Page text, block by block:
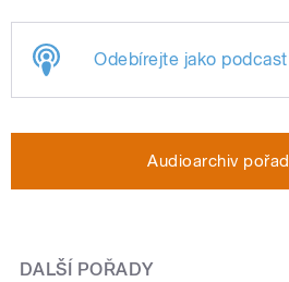
Odebírejte jako podcast
Audioarchiv
DALŠÍ POŘADY